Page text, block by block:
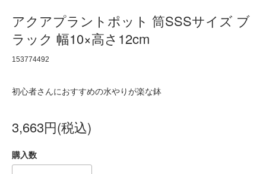
アクアプラントポット 筒SSSサイズ ブ
ラック 幅10×高さ12cm
153774492
初心者さんにおすすめの水やりが楽な鉢
3,663円(税込)
購入数